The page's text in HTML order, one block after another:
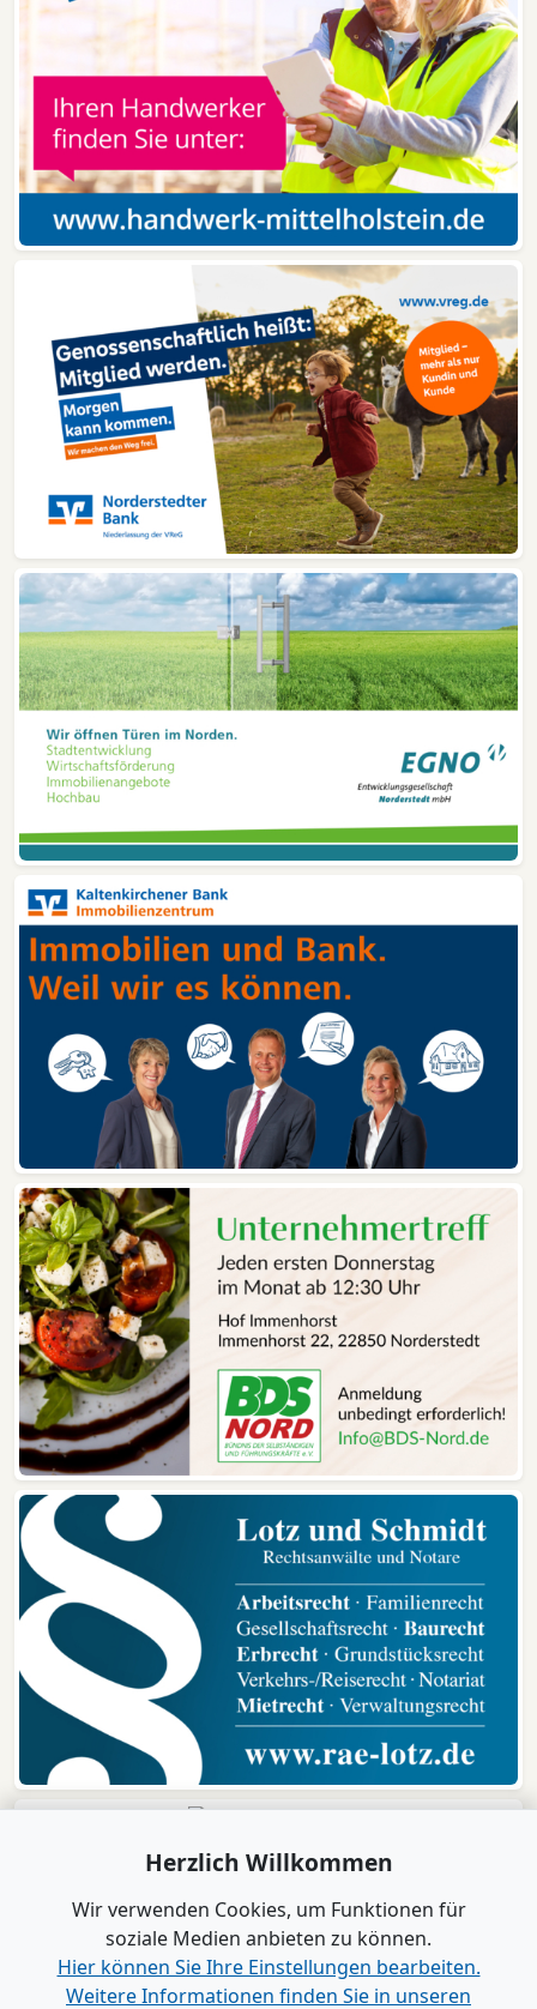
Herzlich Willkommen
Wir verwenden Cookies, um Funktionen für
soziale Medien anbieten zu können.
Hier können Sie Ihre Einstellungen bearbeiten.
Weitere Informationen finden Sie in unseren